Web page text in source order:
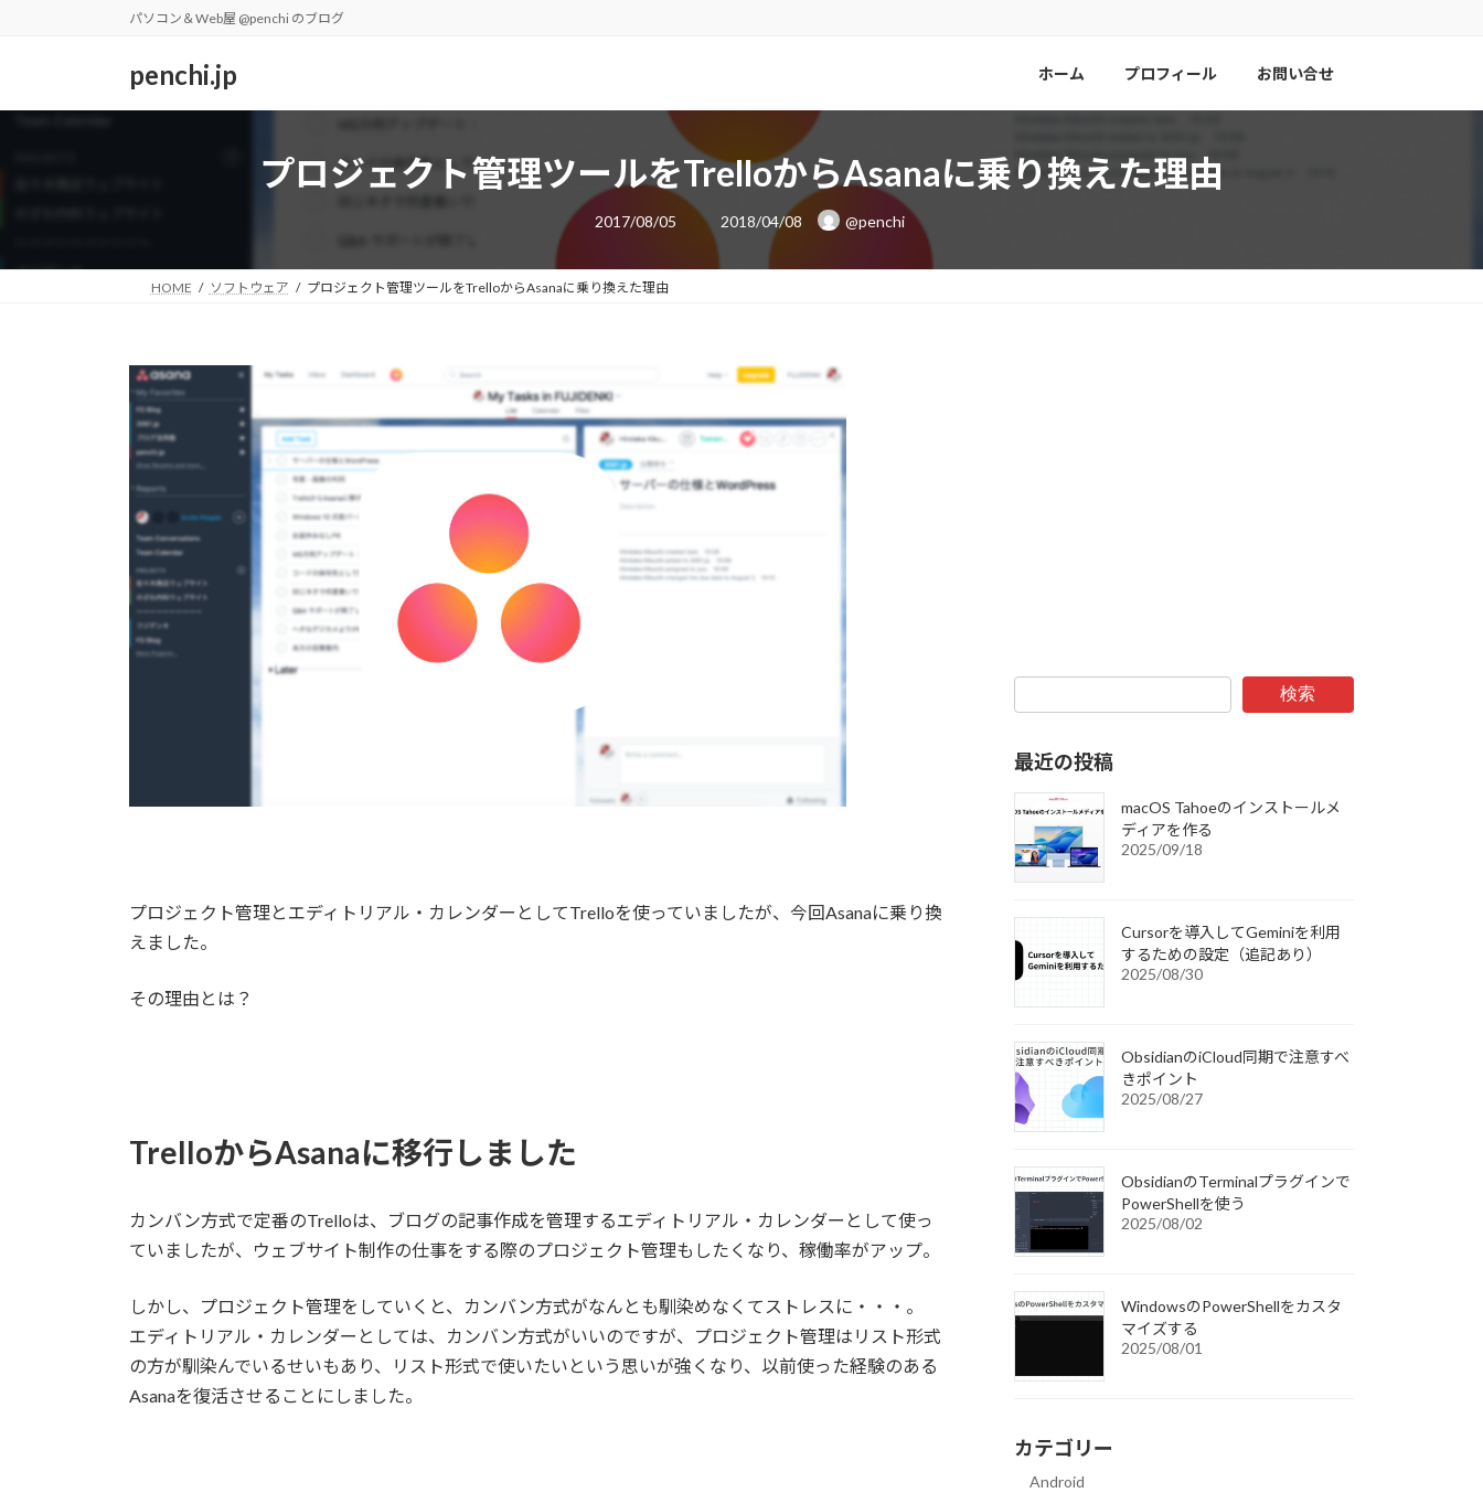
ス
ン
パソコン＆Web屋 @penchi のブログ
penchi.jp ホーム プロフィール お問い合せ
プロジェクト管理ツールをTrelloからAsanaに乗り換えた理由
2017/08/05
最
終
日
2018/04/08 @penchi
HOME ソフトウェア プロジェクト管理ツールをTrelloからAsanaに乗り換えた理由
プロジェクト管理とエディトリアル・カレンダーとしてTrelloを使っていましたが、今回Asanaに乗り換
えました。
その理由とは？
TrelloからAsanaに移行しました
カンバン方式で定番のTrelloは、ブログの記事作成を管理するエディトリアル・カレンダーとして使っ
ていましたが、ウェブサイト制作の仕事をする際のプロジェクト管理もしたくなり、稼働率がアップ。
しかし、プロジェクト管理をしていくと、カンバン方式がなんとも馴染めなくてストレスに・・・。
エディトリアル・カレンダーとしては、カンバン方式がいいのですが、プロジェクト管理はリスト形式
の方が馴染んでいるせいもあり、リスト形式で使いたいという思いが強くなり、以前使った経験のある
Asanaを復活させることにしました。
検索
最近の投稿
macOS Tahoeのインストールメ
ディアを作る
2025/09/18
Cursorを導入してGeminiを利用
するための設定（追記あり）
2025/08/30
ObsidianのiCloud同期で注意すべ
きポイント
2025/08/27
ObsidianのTerminalプラグインで
PowerShellを使う
2025/08/02
WindowsのPowerShellをカスタ
マイズする
2025/08/01
カテゴリー
Android